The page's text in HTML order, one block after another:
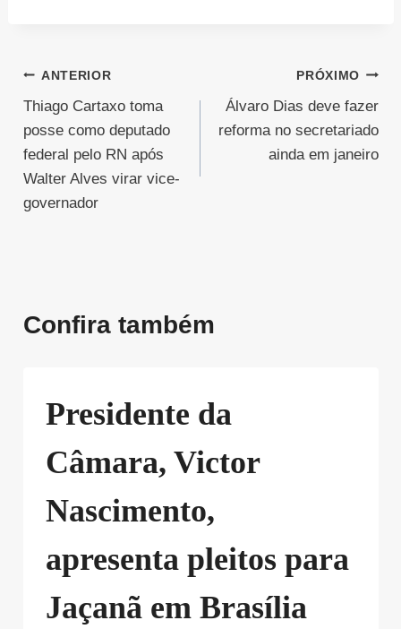
Navegação
de
Post
ANTERIOR
Thiago Cartaxo toma
posse como deputado
federal pelo RN após
Walter Alves virar vice-
governador
PRÓXIMO
Álvaro Dias deve fazer
reforma no secretariado
ainda em janeiro
Confira também
Presidente da
Câmara, Victor
Nascimento,
apresenta pleitos para
Jaçanã em Brasília